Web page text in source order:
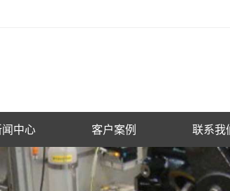
中心 客户案例 联系我